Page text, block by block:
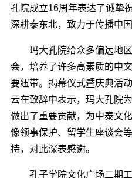
孔院成立16周年表达了诚挚
深耕泰东北，致力于传播中
玛大孔院给众多偏远地区
会，培养了许多高素质的中
要纽带。揭幕仪式暨庆典活
云在致辞中表示，玛大孔院
做出了重要贡献，为中泰文
像领事保护、留学生座谈会
持，对此深表感谢。
孔子学院文化广场二期工